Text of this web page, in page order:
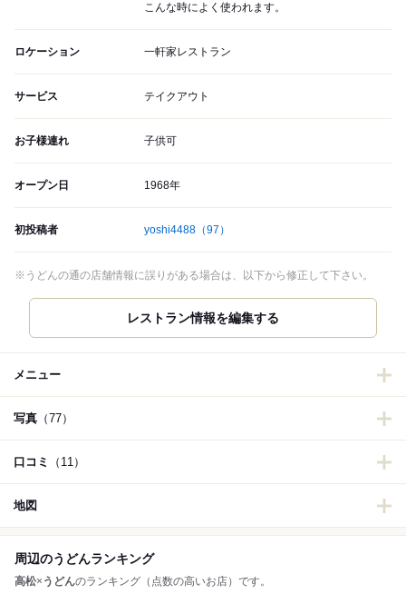
こんな時によく使われます。
ロケーション 一軒家レストラン
サービス テイクアウト
お子様連れ 子供可
オープン日 1968年
初投稿者 yoshi4488 （97）
※うどんの通の店舗情報に誤りがある場合は、以下から修正して下さい。
メニュー
写真 （77）
口コミ （11）
地図
周辺のうどんランキング
高松× うどんのランキング（点数の高いお店）です。